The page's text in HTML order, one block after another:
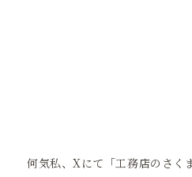
何気私、Xにて「工務店のさく